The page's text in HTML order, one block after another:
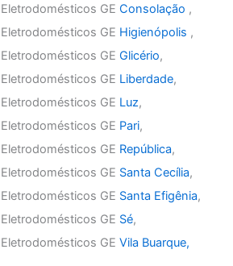
GEConsolação ,
GE Higienópolis ,
GEGlicério,
GE Liberdade,
GE Luz,
GE Pari,
GE República,
GE Santa Cecília,
GE Santa Efigênia,
GE Sé,
GEVila Buarque,